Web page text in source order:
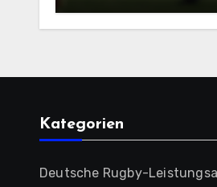
in Portugal
Kategorien
Deutsche Rugby-